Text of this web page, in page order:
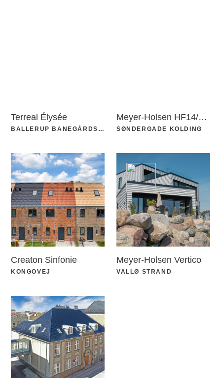
Terreal Élysée
BALLERUP BANEGÅRDSPLADS
Meyer-Holsen HF14/Vario
SØNDERGADE KOLDING
Creaton Sinfonie
KONGOVEJ
Meyer-Holsen Vertico
VALLØ STRAND